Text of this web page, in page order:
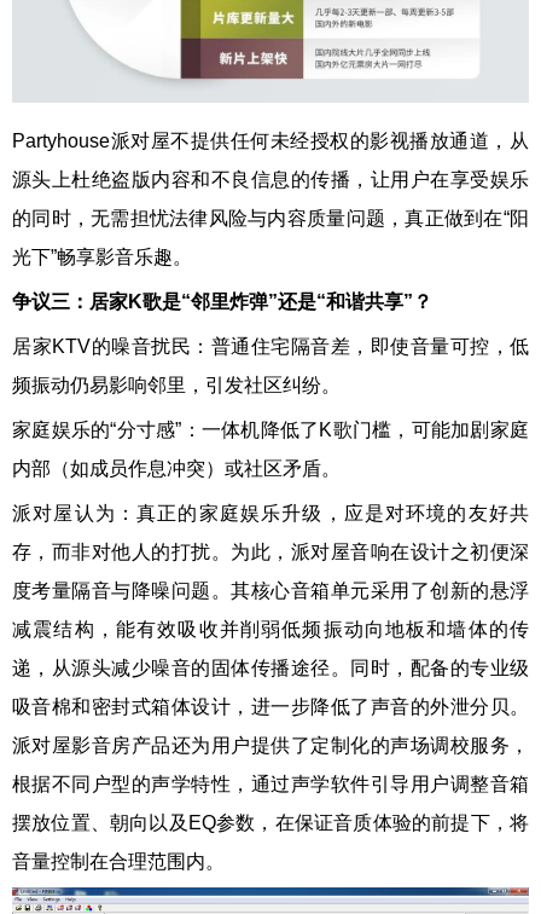
Partyhouse派对屋不提供任何未经授权的影视播放通道，从
源头上杜绝盗版内容和不良信息的传播，让用户在享受娱乐
的同时，无需担忧法律风险与内容质量问题，真正做到在“阳
光下”畅享影音乐趣。
争议三 ：居家K歌是“邻里炸弹”还是“和谐共享”？
居家KTV的噪音扰民：普通住宅隔音差，即使音量可控，低
频振动仍易影响邻里，引发社区纠纷。
家庭娱乐的“分寸感”：一体机降低了K歌门槛，可能加剧家庭
内部（如成员作息冲突）或社区矛盾。
派对屋认为：真正的家庭娱乐升级，应是对环境的友好共
存，而非对他人的打扰。为此，派对屋音响在设计之初便深
度考量隔音与降噪问题。其核心音箱单元采用了创新的悬浮
减震结构，能有效吸收并削弱低频振动向地板和墙体的传
递，从源头减少噪音的固体传播途径。同时，配备的专业级
吸音棉和密封式箱体设计，进一步降低了声音的外泄分贝。
派对屋影音房产品还为用户提供了定制化的声场调校服务，
根据不同户型的声学特性，通过声学软件引导用户调整音箱
摆放位置、朝向以及EQ参数，在保证音质体验的前提下，将
音量控制在合理范围内。